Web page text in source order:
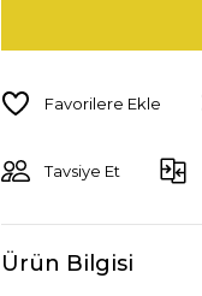
Tavsiye Et
Ürün Bilgisi